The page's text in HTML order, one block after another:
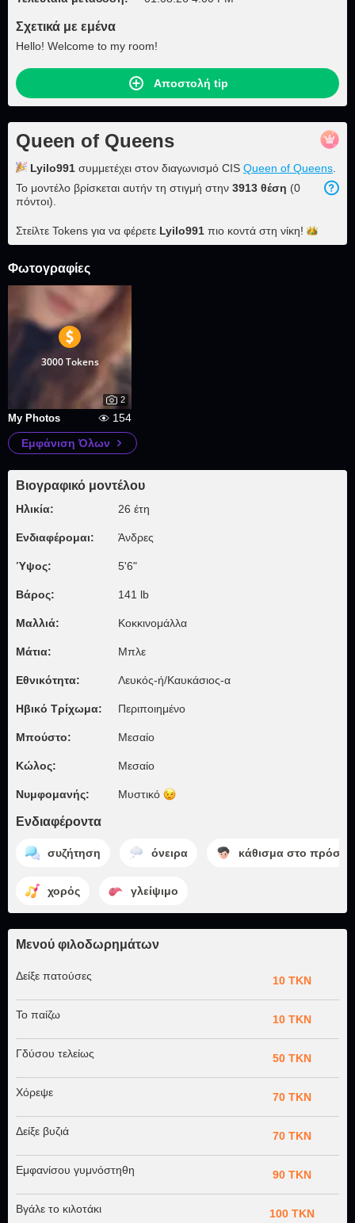
Σχετικά με εμένα
Hello! Welcome to my room!
Αποστολή tip
Queen of Queens
Lyilo991 συμμετέχει στον διαγωνισμό CIS Queen of Queens
Το μοντέλο βρίσκεται αυτήν τη στιγμή στην 3913 θέση (0
πόντοι).
Στείλτε Tokens για να φέρετε Lyilo991 πιο κοντά στη νίκη!
Φωτογραφίες
3000 Tokens
2
My Photos
154
Εμφάνιση Όλων
Βιογραφικό μοντέλου
Ηλικία: 26 έτη
Ενδιαφέρομαι: Άνδρες
Ύψος: 5'6"
Βάρος: 141 lb
Μαλλιά: Κοκκινομάλλα
Μάτια: Μπλε
Εθνικότητα: Λευκός-ή/Καυκάσιος-α
Ηβικό Τρίχωμα: Περιποιημένο
Μπούστο: Μεσαίο
Κώλος: Μεσαίο
Νυμφομανής: Μυστικό
Ενδιαφέροντα
συζήτηση όνειρα κάθισμα στο
χορός γλείψιμο
Μενού φιλοδωρημάτων
Δείξε πατούσες 10 TKN
Το παίζω 10 TKN
Γδύσου τελείως 50 TKN
Χόρεψε 70 TKN
Δείξε βυζιά 70 TKN
Εμφανίσου γυμνόστηθη 90 TKN
Βγάλε το κιλοτάκι 100 TKN